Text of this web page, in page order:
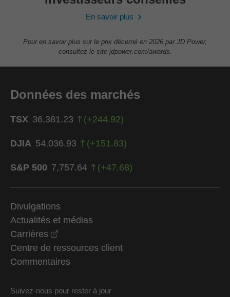
En savoir plus
Pour en savoir plus sur le prix décerné en 2026 par JD Power,
consultez le site jdpower.com/awards.
Données des marchés
TSX 36,381.23 (+244.92)
DJIA 54,036.93 (+151.83)
S&P 500 7,757.64 (+47.68)
Divulgations
Actualités et médias
Carrières
Centre de ressources client
Commentaires
Suivez-nous pour rester à jour